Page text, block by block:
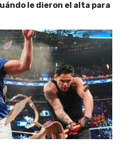
le dieron el alta para